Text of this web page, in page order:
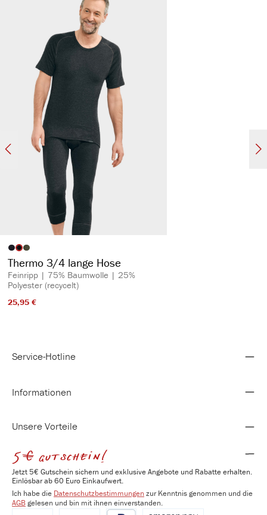
Artikelfarbe
Thermo 3/4 lange Hose
Feinripp | 75% Baumwolle | 25%
Polyester (recycelt)
25,95 €​
Service-Hotline
Informationen
Unsere Vorteile
5€ gutschein!
Jetzt 5€ Gutschein sichern und exklusive Angebote und Rabatte erhalten.
Einlösbar ab 60 Euro Einkaufwert.
Ich habe die Datenschutzbestimmungen zur Kenntnis genommen und die
AGBgelesen und bin mit ihnen einverstanden.